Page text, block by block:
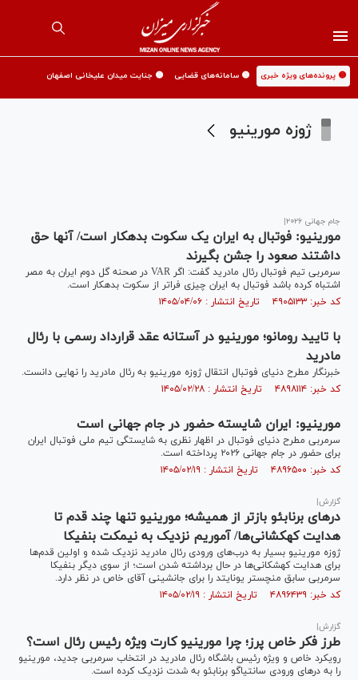
🟡 پرونده‌های ویژه خبری 🟡 سامانه‌های قضایی 🟡 جنایت میدان علیخانی اصفهان
ژوزه مورینیو
جام جهانی ۲۰۲۶|
مورینیو: فوتبال به ایران یک سکوت بدهکار است/ آنها حق
داشتند صعود را جشن بگیرند
سرمربی تیم فوتبال رئال مادرید گفت: اگر VAR در صحنه گل دوم ایران به مصر
اشتباه کرده باشد فوتبال به ایران چیزی فراتر از سکوت بدهکار است.
کد خبر: ۴۹۰۵۱۳۳ تاریخ انتشار : ۱۴۰۵/۰۴/۰۶
با تایید رومانو؛ مورینیو در آستانه عقد قرارداد رسمی با رئال
مادرید
خبرنگار مطرح دنیای فوتبال انتقال ژوزه مورینیو به رئال مادرید را نهایی دانست.
کد خبر: ۴۸۹۸۱۱۴ تاریخ انتشار : ۱۴۰۵/۰۲/۲۸
مورینیو: ایران شایسته حضور در جام جهانی است
سرمربی مطرح دنیای فوتبال در اظهار نظری به شایستگی تیم ملی فوتبال ایران
برای حضور در جام جهانی ۲۰۲۶ پرداخته است.
کد خبر: ۴۸۹۶۵۰۰ تاریخ انتشار : ۱۴۰۵/۰۲/۱۹
گزارش|
در‌های برنابئو بازتر از همیشه؛ مورینیو تنها چند قدم تا
هدایت کهکشانی‌ها/ آموریم نزدیک به نیمکت بنفیکا
ژوزه مورینیو بسیار به درب‌های ورودی رئال مادرید نزدیک شده و اولین قدم‌ها
برای هدایت کهشکانی‌‎ها در حال برداشته شدن است؛ از سوی دیگر بنفیکا
سرمربی سابق منچستر یونایتد را برای جانشینی آقای خاص در نظر دارد.
کد خبر: ۴۸۹۶۴۳۹ تاریخ انتشار : ۱۴۰۵/۰۲/۱۹
گزارش|
طرز فکر خاص پرز؛ چرا مورینیو کارت ویژه رئیس رئال است؟
رویکرد خاص و ویژه رئیس باشگاه رئال مادرید در انتخاب سرمربی جدید، مورینیو
را به در‌های ورودی سانتیاگو برنابئو به شدت نزدیک کرده است.